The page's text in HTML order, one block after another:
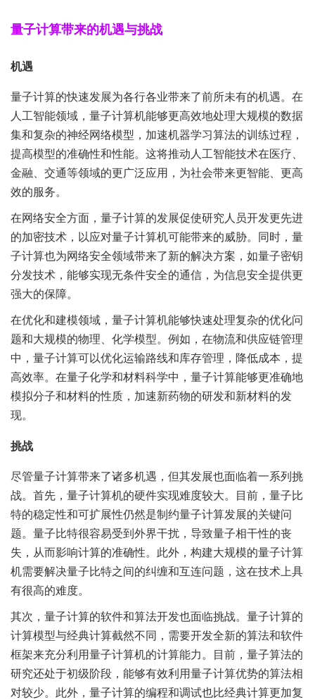
量子计算带来的机遇与挑战
机遇
量子计算的快速发展为各行各业带来了前所未有的机遇。在
人工智能领域，量子计算机能够更高效地处理大规模的数据
集和复杂的神经网络模型，加速机器学习算法的训练过程，
提高模型的准确性和性能。这将推动人工智能技术在医疗、
金融、交通等领域的更广泛应用，为社会带来更智能、更高
效的服务。
在网络安全方面，量子计算的发展促使研究人员开发更先进
的加密技术，以应对量子计算机可能带来的威胁。同时，量
子计算也为网络安全领域带来了新的解决方案，如量子密钥
分发技术，能够实现无条件安全的通信，为信息安全提供更
强大的保障。
在优化和建模领域，量子计算机能够快速处理复杂的优化问
题和大规模的物理、化学模型。例如，在物流和供应链管理
中，量子计算可以优化运输路线和库存管理，降低成本，提
高效率。在量子化学和材料科学中，量子计算能够更准确地
模拟分子和材料的性质，加速新药物的研发和新材料的发
现。
挑战
尽管量子计算带来了诸多机遇，但其发展也面临着一系列挑
战。首先，量子计算机的硬件实现难度较大。目前，量子比
特的稳定性和可扩展性仍然是制约量子计算发展的关键问
题。量子比特很容易受到外界干扰，导致量子相干性的丧
失，从而影响计算的准确性。此外，构建大规模的量子计算
机需要解决量子比特之间的纠缠和互连问题，这在技术上具
有很高的难度。
其次，量子计算的软件和算法开发也面临挑战。量子计算的
计算模型与经典计算截然不同，需要开发全新的算法和软件
框架来充分利用量子计算机的计算能力。目前，量子算法的
研究还处于初级阶段，能够有效利用量子计算优势的算法相
对较少。此外，量子计算的编程和调试也比经典计算更加复